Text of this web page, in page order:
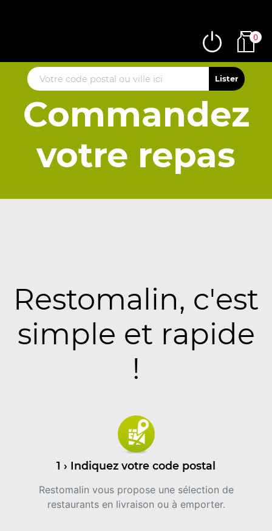
0
Commandez
votre repas
Restomalin, c'est
simple et rapide
!
1 › Indiquez votre code postal
Restomalin vous propose une sélection de
restaurants en livraison ou à emporter.